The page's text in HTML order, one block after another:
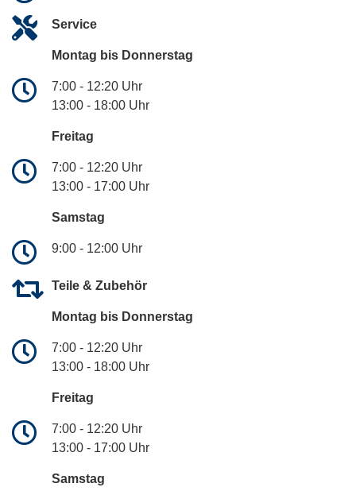
Service
Montag bis Donnerstag
7:00 - 12:20 Uhr
13:00 - 18:00 Uhr
Freitag
7:00 - 12:20 Uhr
13:00 - 17:00 Uhr
Samstag
9:00 - 12:00 Uhr
Teile & Zubehör
Montag bis Donnerstag
7:00 - 12:20 Uhr
13:00 - 18:00 Uhr
Freitag
7:00 - 12:20 Uhr
13:00 - 17:00 Uhr
Samstag